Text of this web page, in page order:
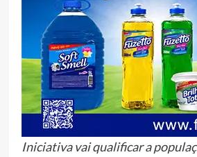
Iniciativa vai qualificar a